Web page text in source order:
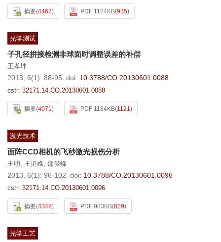
摘要(4467) PDF 1124KB(935)
光学测试
子孔径拼接检测非球面时调整误差的补偿
王孝坤
2013, 6(1): 88-95. doi: 10.3788/CO.20130601.0088
cstr: 32171.14.CO.20130601.0088
摘要(4071) PDF 1184KB(1121)
激光技术
面阵CCD相机的飞秒激光损伤分析
王明 , 王挺峰, 邵俊峰
2013, 6(1): 96-102. doi: 10.3788/CO.20130601.0096
cstr: 32171.14.CO.20130601.0096
摘要(4348) PDF 983KB(829)
光学工艺